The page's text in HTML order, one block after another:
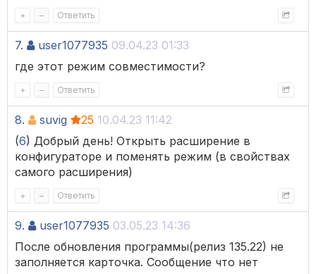
+ – Ответить
7. user1077935 09.04.23 01:33
где этот режим совместимости?
+ – Ответить
8. suvig 25 10.04.23 11:42
(6) Добрый день! Открыть расширение в
конфигураторе и поменять режим (в свойствах
самого расширения)
+ – Ответить
9. user1077935 03.05.23 14:36
После обновления программы(релиз 135.22) не
заполняется карточка. Сообщение что нет